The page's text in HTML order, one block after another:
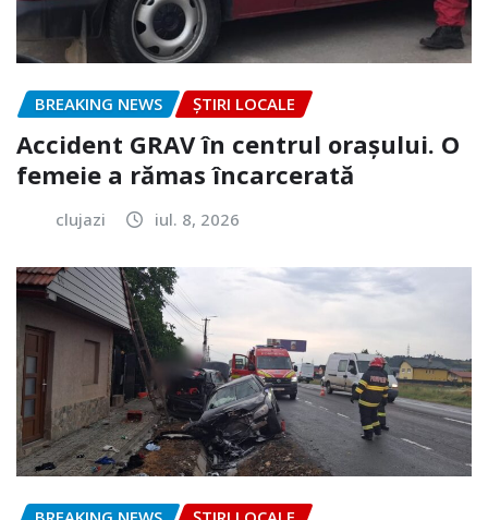
BREAKING NEWS ȘTIRI LOCALE
Accident GRAV în centrul orașului. O
femeie a rămas încarcerată
clujazi iul. 8, 2026